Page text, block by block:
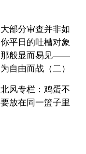
大部分审查并非如
你平日的吐槽对象
那般显而易见——
为自由而战（二）
北风专栏：鸡蛋不
要放在同一篮子里